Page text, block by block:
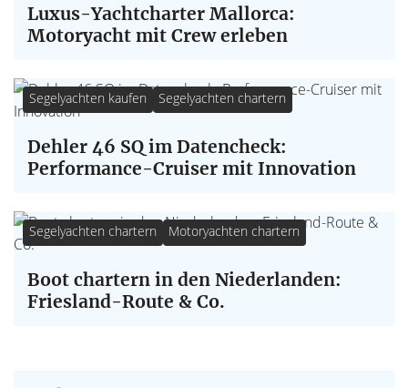
Luxus-Yachtcharter Mallorca:
Motoryacht mit Crew erleben
Segelyachten kaufen Segelyachten chartern
Dehler 46 SQ im Datencheck:
Performance-Cruiser mit Innovation
Segelyachten chartern Motoryachten chartern
Boot chartern in den Niederlanden:
Friesland-Route & Co.